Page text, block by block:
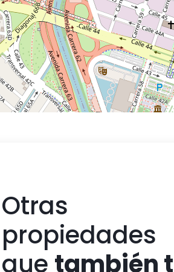
Otras
propiedades
que también